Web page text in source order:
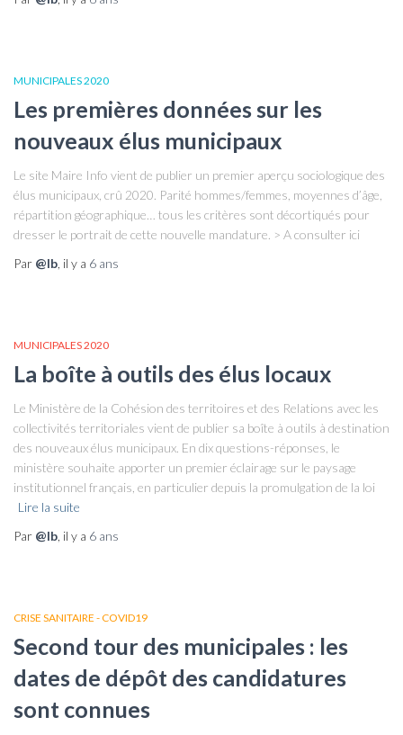
MUNICIPALES 2020
Les premières données sur les
nouveaux élus municipaux
Le site Maire Info vient de publier un premier aperçu sociologique des
élus municipaux, crû 2020. Parité hommes/femmes, moyennes d’âge,
répartition géographique… tous les critères sont décortiqués pour
dresser le portrait de cette nouvelle mandature. > A consulter ici
Par @lb , il y a 6 ans
MUNICIPALES 2020
La boîte à outils des élus locaux
Le Ministère de la Cohésion des territoires et des Relations avec les
collectivités territoriales vient de publier sa boîte à outils à destination
des nouveaux élus municipaux. En dix questions-réponses, le
ministère souhaite apporter un premier éclairage sur le paysage
institutionnel français, en particulier depuis la promulgation de la loi
Lire la suite
Par @lb , il y a 6 ans
CRISE SANITAIRE - COVID19
Second tour des municipales : les
dates de dépôt des candidatures
sont connues